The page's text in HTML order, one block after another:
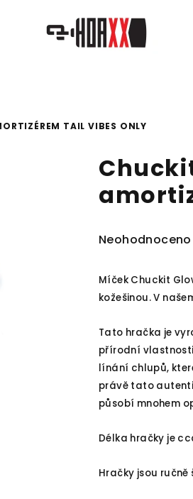
TAIL VIBES ONLY
Průměrné
produktu
je
5
hvězdiček.
Neohodnoceno
Míček Chuckit
kožešinou. V
Tato hračka je
přírodní
línání chlupů,
právě tato
působí mnohem
Délka hračky je
Hračky jsou